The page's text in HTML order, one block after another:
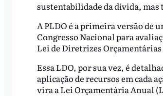
sustentabilidade da dívida, mas
A PLDO é a primeira versão de
Congresso Nacional para
Lei de Diretrizes
Essa LDO, por sua vez, é
aplicação de recursos em cada
vira a Lei Orçamentária Anual